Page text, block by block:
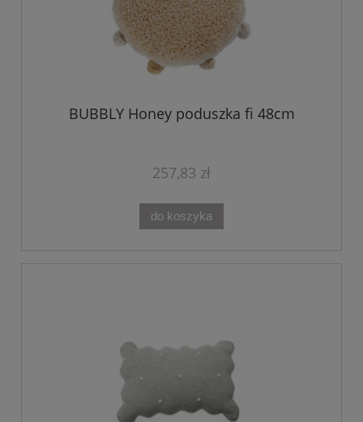
BUBBLY Honey poduszka fi 48cm
257,83 zł
do koszyka